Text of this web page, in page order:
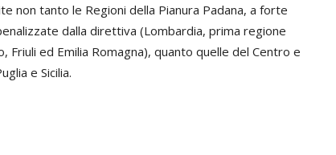
non tanto le Regioni della Pianura Padana, a forte
dalla direttiva (Lombardia, prima regione
Friuli ed Emilia Romagna), quanto quelle del Centro e
e Sicilia.